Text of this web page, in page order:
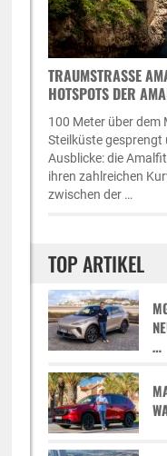
TRAUMSTRASSE
OTSPOTS DER
100 Meter über dem
Steilküste
Ausblicke: die
ihren zahlreichen
zwischen der …
TOP ARTIKEL
…